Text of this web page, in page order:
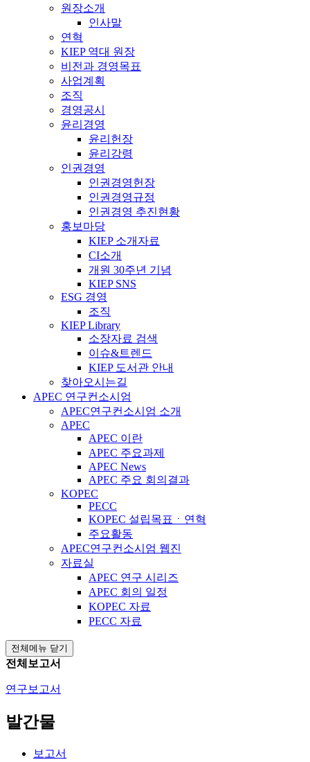
원장소개
인사말
연혁
KIEP 역대 원장
비전과 경영목표
사업계획
조직
경영공시
윤리경영
윤리헌장
윤리강령
인권경영
인권경영헌장
인권경영규정
인권경영 추진현황
홍보마당
KIEP 소개자료
CI소개
개원 30주년 기념
KIEP SNS
ESG 경영
조직
KIEP Library
소장자료 검색
이슈&트렌드
KIEP 도서관 안내
찾아오시는길
APEC 연구컨소시엄
APEC연구컨소시엄 소개
APEC
APEC 이란
APEC 주요과제
APEC News
APEC 주요 회의결과
KOPEC
PECC
KOPEC 설립목표ㆍ연혁
주요활동
APEC연구컨소시엄 웹진
자료실
APEC 연구 시리즈
APEC 회의 일정
KOPEC 자료
PECC 자료
전체메뉴 닫기
전체보고서
연구보고서
발간물
보고서